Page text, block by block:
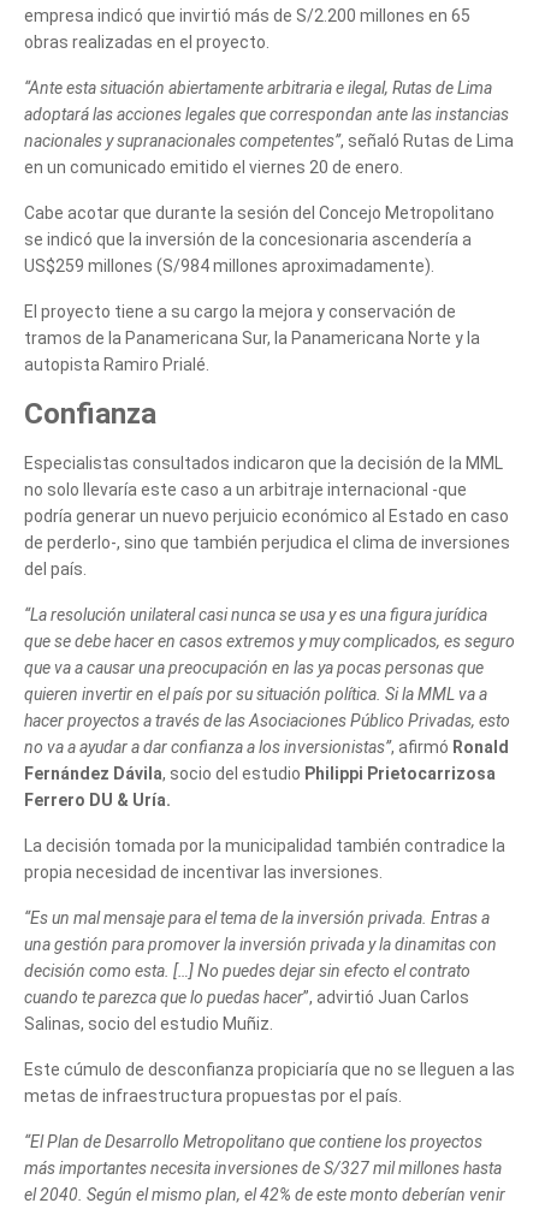
Tell us, how
can we help you?
empresa indicó que invirtió más de S/2.200 millones en 65
obras realizadas en el proyecto.
“Ante esta situación abiertamente arbitraria e ilegal, Rutas de Lima
adoptará las acciones legales que correspondan ante las instancias
nacionales y supranacionales competentes”, señaló Rutas de Lima
en un comunicado emitido el viernes 20 de enero.
Cabe acotar que durante la sesión del Concejo Metropolitano
se indicó que la inversión de la concesionaria ascendería a
US$259 millones (S/984 millones aproximadamente).
El proyecto tiene a su cargo la mejora y conservación de
tramos de la Panamericana Sur, la Panamericana Norte y la
autopista Ramiro Prialé.
Confianza
Especialistas consultados indicaron que la decisión de la MML
no solo llevaría este caso a un arbitraje internacional -que
podría generar un nuevo perjuicio económico al Estado en caso
de perderlo-, sino que también perjudica el clima de inversiones
del país.
“La resolución unilateral casi nunca se usa y es una figura jurídica
que se debe hacer en casos extremos y muy complicados, es seguro
que va a causar una preocupación en las ya pocas personas que
quieren invertir en el país por su situación política. Si la MML va a
hacer proyectos a través de las Asociaciones Público Privadas, esto
no va a ayudar a dar confianza a los inversionistas”, afirmó Ronald
Fernández Dávila, socio del estudio Philippi Prietocarrizosa
Ferrero DU & Uría.
La decisión tomada por la municipalidad también contradice la
propia necesidad de incentivar las inversiones.
“Es un mal mensaje para el tema de la inversión privada. Entras a
una gestión para promover la inversión privada y la dinamitas con
decisión como esta. […] No puedes dejar sin efecto el contrato
cuando te parezca que lo puedas hacer”, advirtió Juan Carlos
Salinas, socio del estudio Muñiz.
Este cúmulo de desconfianza propiciaría que no se lleguen a las
metas de infraestructura propuestas por el país.
“El Plan de Desarrollo Metropolitano que contiene los proyectos
más importantes necesita inversiones de S/327 mil millones hasta
el 2040. Según el mismo plan, el 42% de este monto deberían venir